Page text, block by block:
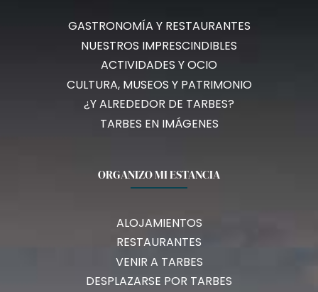
GASTRONOMÍA Y RESTAURANTES
NUESTROS IMPRESCINDIBLES
ACTIVIDADES Y OCIO
CULTURA, MUSEOS Y PATRIMONIO
¿Y ALREDEDOR DE TARBES?
TARBES EN IMÁGENES
ORGANIZO MI ESTANCIA
ALOJAMIENTOS
RESTAURANTES
VENIR A TARBES
DESPLAZARSE POR TARBES